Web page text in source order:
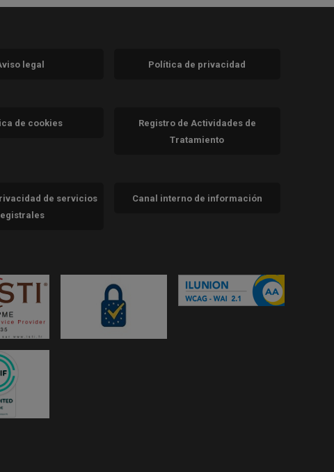
nueva)
legal Política de privacidad
de cookies
Registro de Actividades de
Tratamiento
de servicios
Canal interno de información